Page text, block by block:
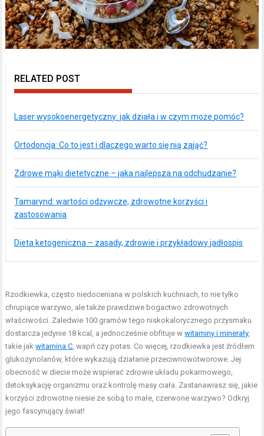
RELATED POST
Laser wysokoenergetyczny: jak działa i w czym może pomóc?
Ortodoncja: Co to jest i dlaczego warto się nią zająć?
Zdrowe mąki dietetyczne – jaka najlepsza na odchudzanie?
Tamarynd: wartości odżywcze, zdrowotne korzyści i
zastosowania
Dieta ketogeniczna – zasady, zdrowie i przykładowy jadłospis
Rzodkiewka, często niedoceniana w polskich kuchniach, to nie tylko
chrupiące warzywo, ale także prawdziwe bogactwo zdrowotnych
właściwości. Zaledwie 100 gramów tego niskokalorycznego przysmaku
dostarcza jedynie 18 kcal, a jednocześnie obfituje wwitaminy i minerały,
takie jakwitamina C, wapń czy potas. Co więcej, rzodkiewka jest źródłem
glukozynolanów, które wykazują działanie przeciwnowotworowe. Jej
obecność w diecie może wspierać zdrowie układu pokarmowego,
detoksykację organizmu oraz kontrolę masy ciała. Zastanawiasz się, jakie
korzyści zdrowotne niesie ze sobą to małe, czerwone warzywo? Odkryj
jego fascynujący świat!